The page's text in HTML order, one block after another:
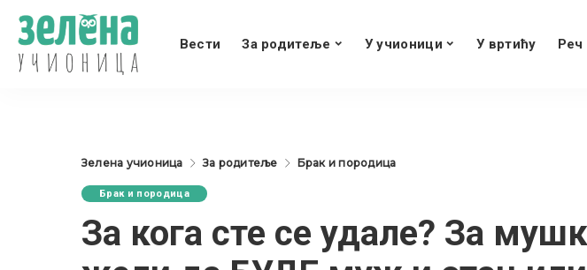
Вести За родитеље У учионици У вртићу Реч
Зелена учионица За родитеље Брак и породица
Брак и породица
За кога сте се удале? За